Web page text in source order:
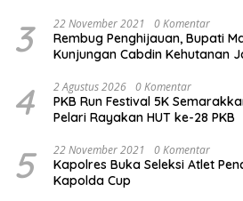
3 22 November 2021 0 Komentar
Rembug Penghijauan, Bupati
Kunjungan Cabdin Kehutanan
4 2 Agustus 2026 0 Komentar
PKB Run Festival 5K
Pelari Rayakan HUT ke-28 PKB
5 22 November 2021 0 Komentar
Kapolres Buka Seleksi Atlet
Kapolda Cup